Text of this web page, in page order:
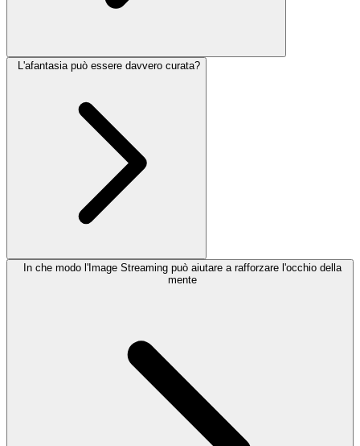
L'afantasia può essere davvero curata?
In che modo l'Image Streaming può aiutare a rafforzare l'occhio della
mente